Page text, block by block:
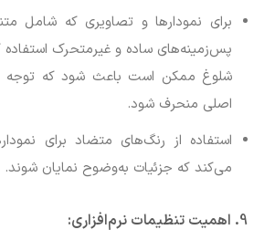
برای نمودارها و تصاویری که شامل
پس‌زمینه‌های ساده و غیرمتحرک
شلوغ ممکن است باعث شود که توجه
اصلی منحرف شود.
استفاده از رنگ‌های متضاد برای
می‌کند که جزئیات به‌وضوح نمایان شوند.
9. اهمیت تنظیمات نرم‌افزاری: